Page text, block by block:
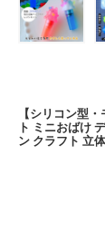
【シリコン型
ト ミニおばけ
ン クラフト 立